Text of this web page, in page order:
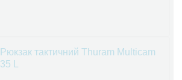
Рюкзак тактичний Thuram Multicam
35 L